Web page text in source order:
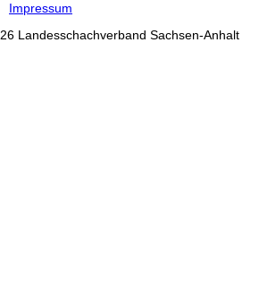
Impressum
Landesschachverband Sachsen-Anhalt